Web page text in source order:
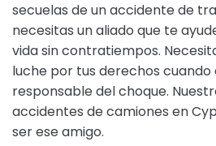
secuelas de un accidente de
necesitas un aliado que te
vida sin contratiempos.
luche por tus derechos cuando
responsable del choque.
accidentes de camiones en
ser ese amigo.